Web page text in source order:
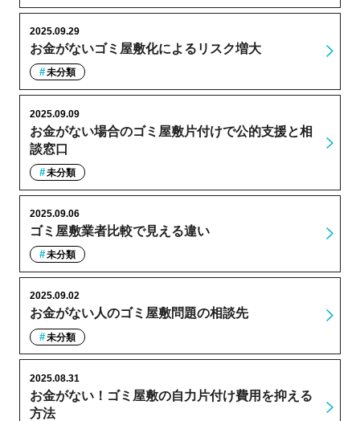
お金がないゴミ屋敷化によるリスク増大
2025.09.29
未分類
お金がない場合のゴミ屋敷片付けで公的支援と相
談窓口
2025.09.09
未分類
ゴミ屋敷業者比較で見える違い
2025.09.06
未分類
お金がない人のゴミ屋敷問題の相談先
2025.09.02
未分類
お金がない！ゴミ屋敷の自力片付け費用を抑える
方法
2025.08.31